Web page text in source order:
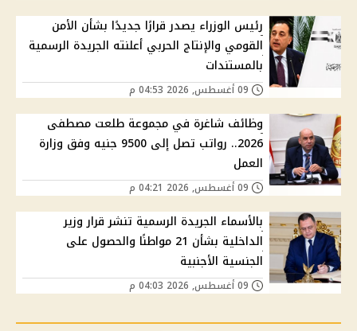
رئيس الوزراء يصدر قرارًا جديدًا بشأن الأمن
القومي والإنتاج الحربي أعلنته الجريدة الرسمية
بالمستندات
وظائف شاغرة في مجموعة طلعت مصطفى
2026.. رواتب تصل إلى 9500 جنيه وفق وزارة
العمل
بالأسماء الجريدة الرسمية تنشر قرار وزير
الداخلية بشأن 21 مواطنًا والحصول على
الجنسية الأجنبية